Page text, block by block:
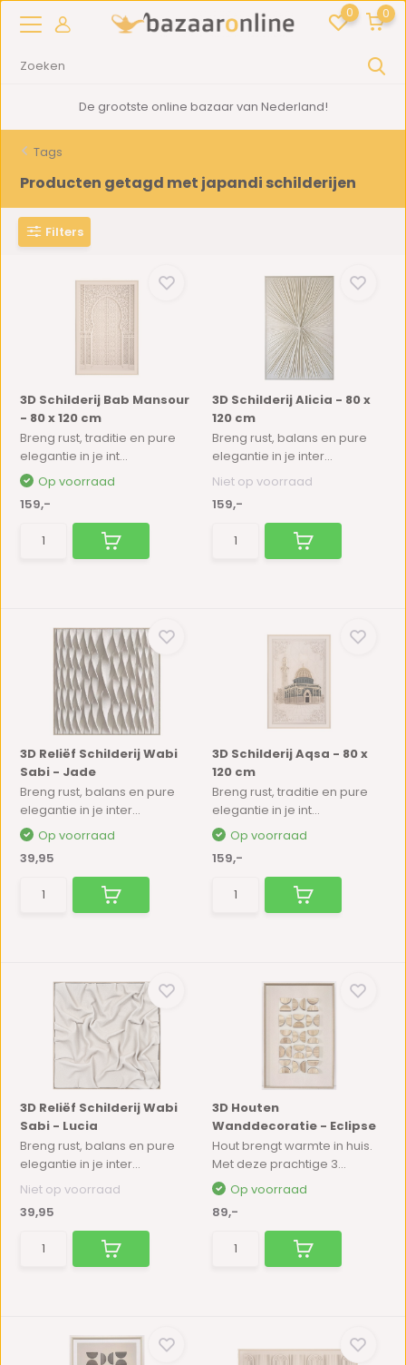
0 0
De grootste online bazaar van Nederland!
Tags
Producten getagd met japandi schilderijen
Filters
3D Schilderij Bab Mansour
- 80 x 120 cm
Breng rust, traditie en pure
elegantie in je int...
Op voorraad
159,-
3D Schilderij Alicia - 80 x
120 cm
Breng rust, balans en pure
elegantie in je inter...
Niet op voorraad
159,-
3D Reliëf Schilderij Wabi
Sabi - Jade
Breng rust, balans en pure
elegantie in je inter...
Op voorraad
39,95
3D Schilderij Aqsa - 80 x
120 cm
Breng rust, traditie en pure
elegantie in je int...
Op voorraad
159,-
3D Reliëf Schilderij Wabi
Sabi - Lucia
Breng rust, balans en pure
elegantie in je inter...
Niet op voorraad
39,95
3D Houten
Wanddecoratie - Eclipse
Hout brengt warmte in huis.
Met deze prachtige 3...
Op voorraad
89,-